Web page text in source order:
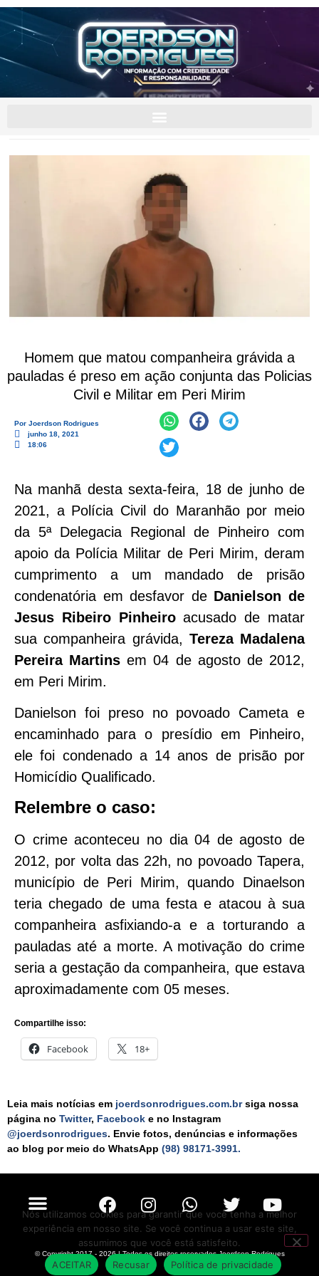
Homem que matou companheira grávida a
pauladas é preso em ação conjunta das Policias
Civil e Militar em Peri Mirim
Por Joerdson Rodrigues
junho 18, 2021
18:06
Na manhã desta sexta-feira, 18 de junho de
2021, a Polícia Civil do Maranhão por meio
da 5ª Delegacia Regional de Pinheiro com
apoio da Polícia Militar de Peri Mirim, deram
cumprimento a um mandado de prisão
condenatória em desfavor de Danielson de
Jesus Ribeiro Pinheiroacusado de matar
sua companheira grávida, Tereza Madalena
Pereira Martins em 04 de agosto de 2012,
em Peri Mirim.
Danielson foi preso no povoado Cameta e
encaminhado para o presídio em Pinheiro,
ele foi condenado a 14 anos de prisão por
Homicídio Qualificado.
Relembre o caso:
O crime aconteceu no dia 04 de agosto de
2012, por volta das 22h, no povoado Tapera,
município de Peri Mirim, quando Dinaelson
teria chegado de uma festa e atacou à sua
companheira asfixiando-a e a torturando a
pauladas até a morte. A motivação do crime
seria a gestação da companheira, que estava
aproximadamente com 05 meses.
Compartilhe isso:
Facebook 18+
Leia mais notícias em joerdsonrodrigues.com.brsiga nossa
página no Twitter, Facebook e no Instagram
@joerdsonrodrigues. Envie fotos, denúncias e informações
ao blog por meio do WhatsApp (98) 98171-3991.
© Copyright 2017 - 2026 | Todos os direitos reservados Joerdson Rodrigues
Nós utilizamos cookies para garantir que você tenha a melhor
experiência em nosso site. Se você continua a usar este site,
assumimos que você está satisfeito.
ACEITAR
Recusar Política de privacidade